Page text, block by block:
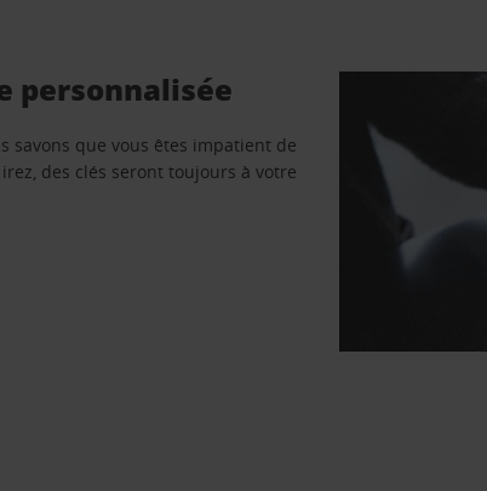
personnalisée
savons que vous êtes impatient de
des clés seront toujours à votre